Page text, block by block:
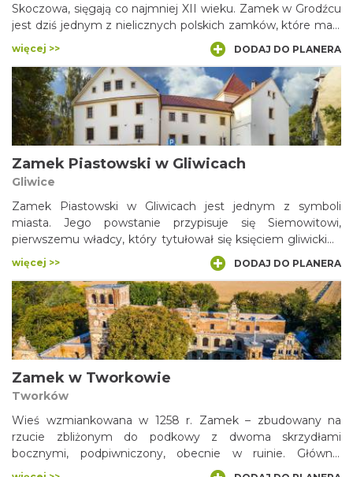
Skoczowa, sięgają co najmniej XII wieku. Zamek w Grodźcu
jest dziś jednym z nielicznych polskich zamków, które mają
zachowaną pierwotną tkankę architektoniczną.
więcej >> DODAJ DO PLANERA
Zamek Piastowski w Gliwicach
Gliwice
Zamek Piastowski w Gliwicach jest jednym z symboli
miasta. Jego powstanie przypisuje się Siemowitowi,
pierwszemu władcy, który tytułował się księciem gliwickim.
Panował w pierwszej połowie XIV wieku. Kamienno-ceglana
warownia znajduje się w linii murów miejskich. Obecnie jest
siedzibą Oddziału Muzeum w Gliwicach. Zgromadzone tu
zbiory przybliżają historię miasta i życie jego mieszkańców
od czasów średniowiecza do XX wieku.
więcej >> DODAJ DO PLANERA
Zamek w Tworkowie
Tworków
Wieś wzmiankowana w 1258 r. Zamek – zbudowany na
rzucie zbliżonym do podkowy z dwoma skrzydłami
bocznymi, podpiwniczony, obecnie w ruinie. Główna,
północna część z dwupoziomowymi krużgankami,